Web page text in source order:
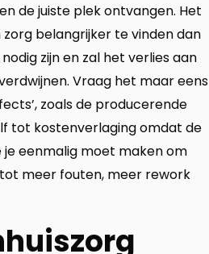
de juiste plek ontvangen. Het
belangrijker te vinden dan
zijn en zal het verlies aan
Vraag het maar eens
zoals de producerende
tot kostenverlaging omdat de
eenmalig moet maken om
meer fouten, meer rework